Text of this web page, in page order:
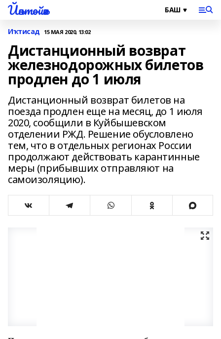
Йәнтөйәк
Иҡтисад 15 МАЯ 2020, 13:02
Дистанционный возврат
железнодорожных билетов
продлен до 1 июля
Дистанционный возврат билетов на
поезда продлен еще на месяц, до 1 июля
2020, сообщили в Куйбышевском
отделении РЖД. Решение обусловлено
тем, что в отдельных регионах России
продолжают действовать карантинные
меры (прибывших отправляют на
самоизоляцию).